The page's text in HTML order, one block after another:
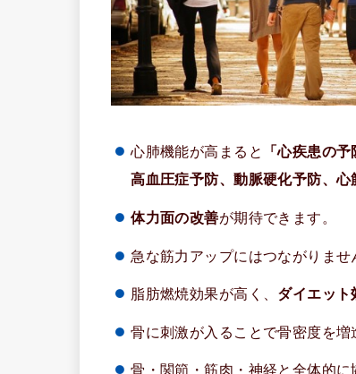
心肺機能が高まると 「心疾患の予
高血圧症予防、動脈硬化予防、
体力面の改善が期待できます。
急な筋力アップにはつながりま
脂肪燃焼効果が高く、 ダイエット
骨に刺激が入ることで骨密度を増
骨・関節・筋肉・神経と全体的